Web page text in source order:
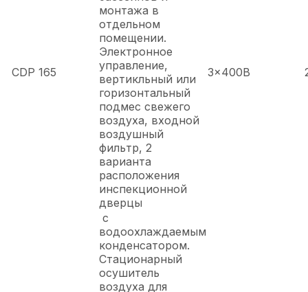
CDP 165
монтажа в
отдельном
помещении.
Электронное
управление,
вертикльный или
горизонтальный
подмес свежего
воздуха, входной
воздушный
фильтр, 2
варианта
расположения
инспекционной
дверцы
3x400В
с
водоохлаждаемым
конденсатором.
Стационарный
осушитель
воздуха для